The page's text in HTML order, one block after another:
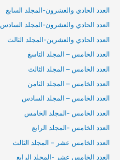
العدد الحادي والعشرون-المجلد السابع
العدد الحادي والعشرون-المجلد السادس
العدد الحادي والعشرين-المجلد الثالث
العدد الخامس – المجلد التاسغ
العدد الخامس – المجلد الثالث
العدد الخامس – المجلد الثامن
العدد الخامس – المجلد السادس
العدد الخامس -المجلد الخامس
العدد الخامس -المجلد الرابع
العدد الخامس عشر – المجلد الثالث
العدد الخامس عشر -المجلد الرابع